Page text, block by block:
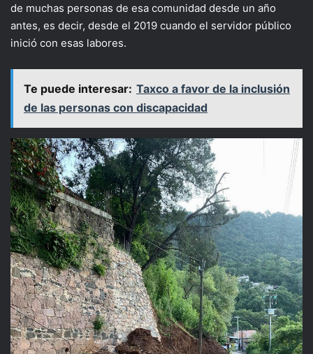
de muchas personas de esa comunidad desde un año
antes, es decir, desde el 2019 cuando el servidor público
inició con esas labores.
Te puede interesar: Taxco a favor de la inclusión
de las personas con discapacidad